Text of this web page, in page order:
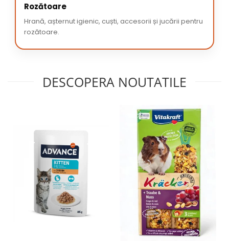
Rozătoare
Hrană, așternut igienic, cuști, accesorii și jucării pentru
rozătoare.
DESCOPERA NOUTATILE